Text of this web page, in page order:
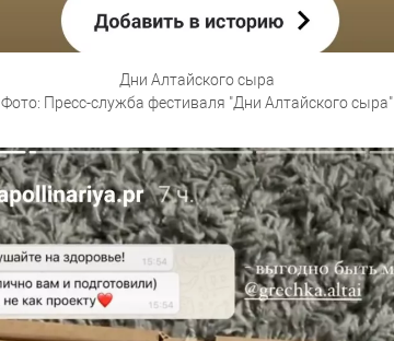
Дни Алтайского сыра
Фото: Пресс-служба фестиваля "Дни Алтайского сыра"